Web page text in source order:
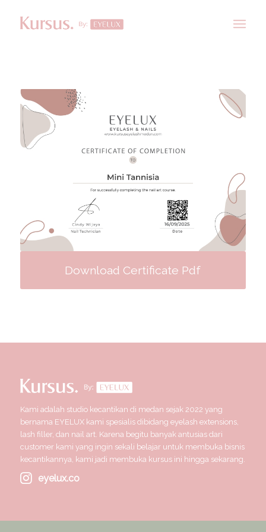
Download Certificate Pdf
Kami adalah studio kecantikan di medan sejak 2022 yang
bernama EYELUX kami spesialis dibidang eyelash extensions,
lash filler, dan nail art. Karena begitu banyak antusias dari
customer kami yang ingin sekali belajar untuk membuka bisnis
kecantikannya, kami jadi membuka kursus ini hingga sekarang.
eyelux.co